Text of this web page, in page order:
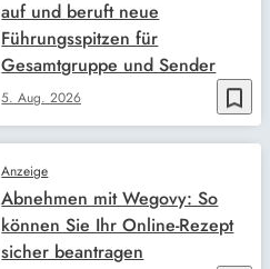
bookmark_border
5. Aug. 2026
auf und beruft neue
Führungsspitzen für
Gesamtgruppe und Sender
Anzeige
Abnehmen mit Wegovy: So
können Sie Ihr Online-Rezept
sicher beantragen